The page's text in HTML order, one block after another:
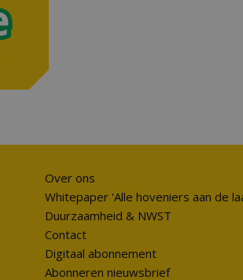
Over ons
Whitepaper 'Alle hoveniers aan de
Duurzaamheid & NWST
Contact
Digitaal abonnement
Abonneren nieuwsbrief